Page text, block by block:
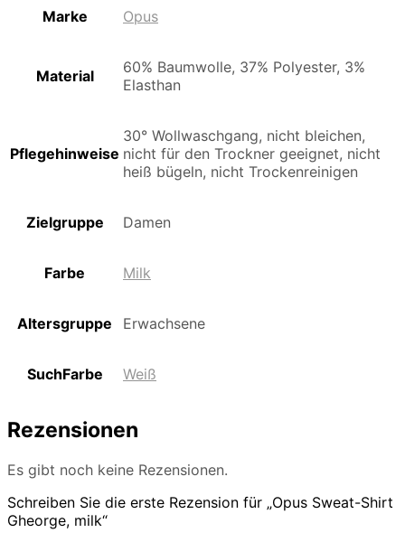
Marke Opus
Material
60% Baumwolle, 37% Polyester, 3%
Elasthan
Pflegehinweise
30° Wollwaschgang, nicht bleichen,
nicht für den Trockner geeignet, nicht
heiß bügeln, nicht Trockenreinigen
Zielgruppe Damen
Farbe Milk
Altersgruppe Erwachsene
SuchFarbe Weiß
Rezensionen
Es gibt noch keine Rezensionen.
Schreiben Sie die erste Rezension für „Opus Sweat-Shirt
Gheorge, milk“